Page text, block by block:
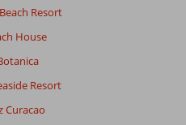
Resort
House
Resort
Curacao